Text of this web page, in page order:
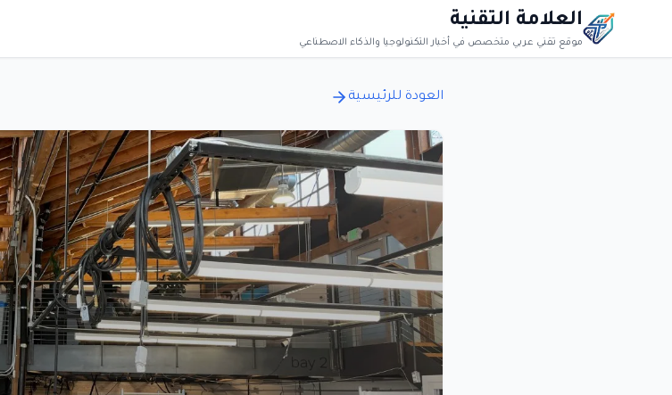
العلامة التقنية
موقع تقني عربي متخصص في أخبار التكنولوجيا والذكاء الاصطناعي
العودة للرئيسية